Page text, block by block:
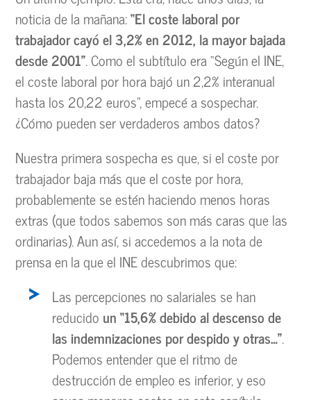
noticia de la mañana:“El coste laboral por
trabajador cayó el 3,2% en 2012, la mayor bajada
desde 2001”. Como el subtítulo era “Según el INE,
el coste laboral por hora bajó un 2,2% interanual
hasta los 20,22 euros”, empecé a sospechar.
¿Cómo pueden ser verdaderos ambos datos?
Nuestra primera sospecha es que, si el coste por
trabajador baja más que el coste por hora,
probablemente se estén haciendo menos horas
extras (que todos sabemos son más caras que las
ordinarias). Aun así, si accedemos a la nota de
prensa en la que el INE descubrimos que:
Las percepciones no salariales se han
reducido un “15,6% debido al descenso de
las indemnizaciones por despido y otras…”.
Podemos entender que el ritmo de
destrucción de empleo es inferior, y eso